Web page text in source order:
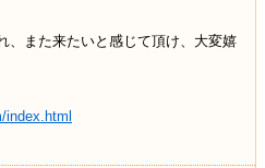
、また来たいと感じて頂け、大変嬉